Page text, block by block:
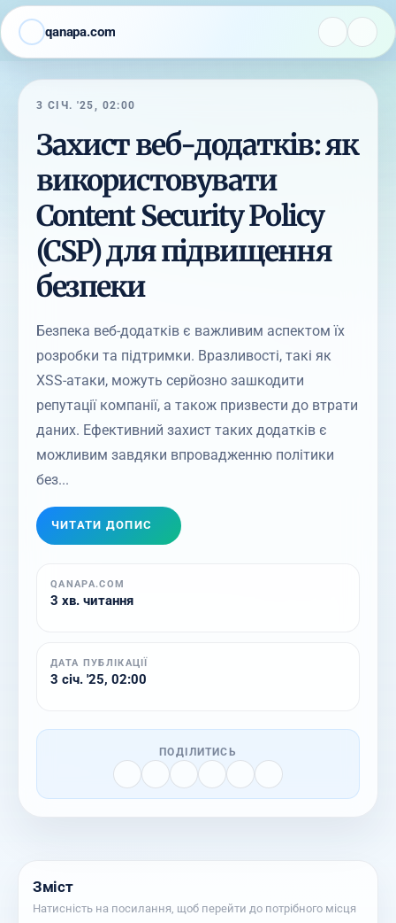
qanapa.com
3 СІЧ. '25, 02:00
Захист веб-додатків: як
використовувати
Content Security Policy
(CSP) для підвищення
безпеки
Безпека веб-додатків є важливим аспектом їх
розробки та підтримки. Вразливості, такі як
XSS-атаки, можуть серйозно зашкодити
репутації компанії, а також призвести до втрати
даних. Ефективний захист таких додатків є
можливим завдяки впровадженню політики
без...
ЧИТАТИ ДОПИС
QANAPA.COM
3 хв. читання
ДАТА ПУБЛІКАЦІЇ
3 січ. '25, 02:00
ПОДІЛИТИСЬ
Зміст
Натисність на посилання, щоб перейти до потрібного місця